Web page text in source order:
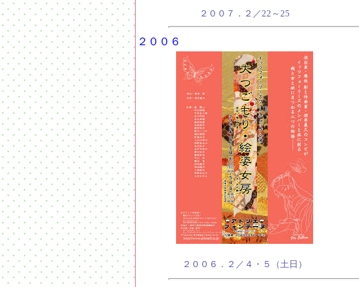
２００７．２／22～25
２００６
２００６．２／４・５（土日）